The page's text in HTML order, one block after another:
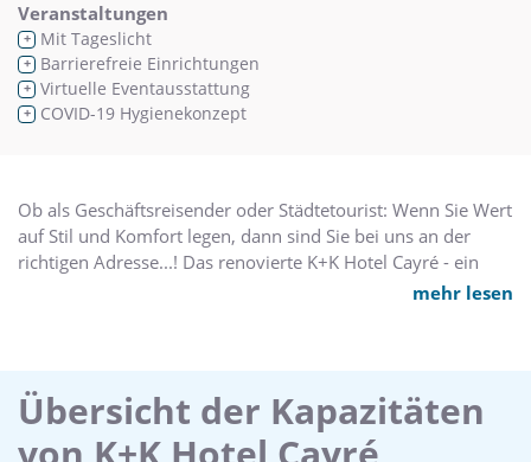
Veranstaltungen
+ Mit Tageslicht
+ Barrierefreie Einrichtungen
+ Virtuelle Eventausstattung
+ COVID-19 Hygienekonzept
Ob als Geschäftsreisender oder Städtetourist: Wenn Sie Wert
auf Stil und Komfort legen, dann sind Sie bei uns an der
richtigen Adresse...! Das renovierte K+K Hotel Cayré - ein
wahrer Ruhepol, gekennzeichnet durch modernes Design,
kulturellen Stadtteils "Saint-Germain-des-Prés" gelegen und
in unmittelbarer Nähe zum "Quartier Latin", bietet sich
dieses First Class Hotel als optimaler Ausgangspunkt für eine
mehr lesen
Übersicht der Kapazitäten